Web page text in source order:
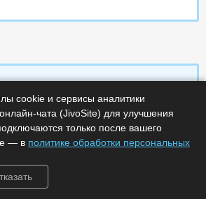
дней :5
322430
KL4241RAXTA
cookie и сервисы аналитики
чата (JivoSite) для улучшения
только после вашего
— в политике обработки персональных